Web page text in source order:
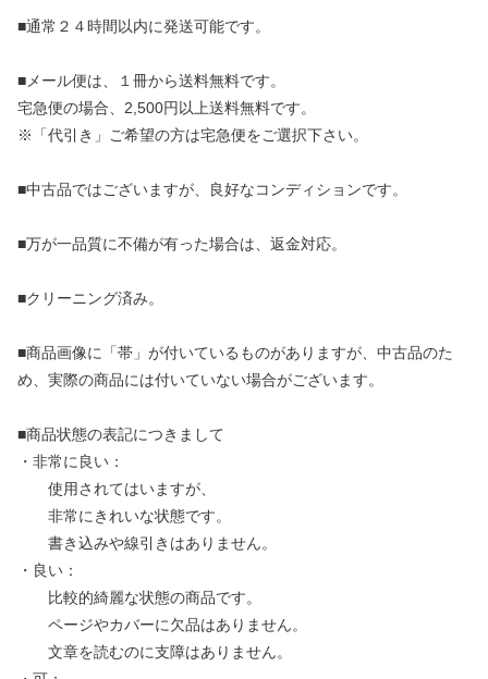
■通常２４時間以内に発送可能です。
■メール便は、１冊から送料無料です。
宅急便の場合、2,500円以上送料無料です。
※「代引き」ご希望の方は宅急便をご選択下さい。
■中古品ではございますが、良好なコンディションです。
■万が一品質に不備が有った場合は、返金対応。
■クリーニング済み。
■商品画像に「帯」が付いているものがありますが、中古品のた
め、実際の商品には付いていない場合がございます。
■商品状態の表記につきまして
・非常に良い：
使用されてはいますが、
非常にきれいな状態です。
書き込みや線引きはありません。
・良い：
比較的綺麗な状態の商品です。
ページやカバーに欠品はありません。
文章を読むのに支障はありません。